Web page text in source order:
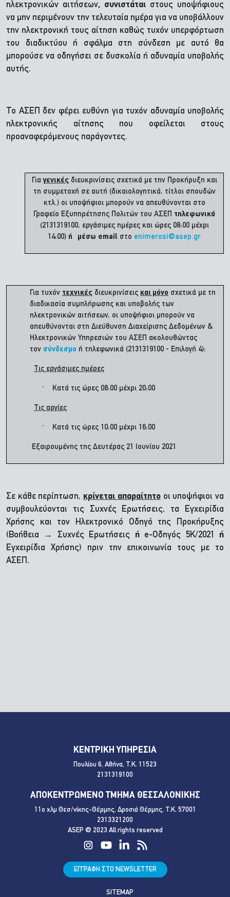
ηλεκτρονικών αιτήσεων, συνιστάται στους υποψήφιους
να μην περιμένουν την τελευταία ημέρα για να υποβάλλουν
την ηλεκτρονική τους αίτηση καθώς τυχόν υπερφόρτωση
του διαδικτύου ή σφάλμα στη σύνδεση με αυτό θα
μπορούσε να οδηγήσει σε δυσκολία ή αδυναμία υποβολής
αυτής.
Το ΑΣΕΠ δεν φέρει ευθύνη για τυχόν αδυναμία υποβολής
ηλεκτρονικής αίτησης που οφείλεται στους
προαναφερόμενους παράγοντες.
Γιαγενικέςδιευκρινίσεις σχετικά με την Προκήρυξη και
τη συμμετοχή σε αυτή (δικαιολογητικά, τίτλοι σπουδών
κτλ.) οι υποψήφιοι μπορούν να απευθύνονται στο
Γραφείο Εξυπηρέτησης Πολιτών του ΑΣΕΠ τηλεφωνικά
(2131319100, εργάσιμες ημέρες και ώρες 08:00 μέχρι
14:00) ή μέσω email στο enimerosi@asep.gr
Για τυχόν τεχνικές διευκρινίσεις και μόνο σχετικά με τη
διαδικασία συμπλήρωσης και υποβολής των
ηλεκτρονικών αιτήσεων, οι υποψήφιοι μπορούν να
απευθύνονται στη Διεύθυνση Διαχείρισης Δεδομένων &
Ηλεκτρονικών Υπηρεσιών του ΑΣΕΠ ακολουθώντας
τον σύνδεσμο ή τηλεφωνικά (2131319100 - Επιλογή 4):
Τις εργάσιμες ημέρες
· Κατά τις ώρες 08:00 μέχρι 20:00
Τις αργίες
· Κατά τις ώρες 10:00 μέχρι 16:00
Εξαιρουμένης της Δευτέρας 21 Ιουνίου 2021
Σε κάθε περίπτωση, κρίνεται απαραίτητοοι υποψήφιοι να
συμβουλεύονται τις Συχνές Ερωτήσεις, τα Εγχειρίδια
Χρήσης και τον Ηλεκτρονικό Οδηγό της Προκήρυξης
(Βοήθεια → Συχνές Ερωτήσεις ήe-Οδηγός 5Κ/2021 ή
Εγχειρίδια Χρήσης) πριν την επικοινωνία τους με το
ΑΣΕΠ.
ΚΕΝΤΡΙΚΗ ΥΠΗΡΕΣΙΑ
Πουλίου 6, Αθήνα, Τ.Κ. 11523
2131319100
ΑΠΟΚΕΝΤΡΩΜΕΝΟ ΤΜΗΜΑ ΘΕΣΣΑΛΟΝΙΚΗΣ
11ο χλμ Θεσ/νίκης-Θέρμης, Δροσιά Θέρμης, Τ.Κ. 57001
2313321200
ASEP @ 2023 All rights reserved
ΕΓΓΡΑΦΗ ΣΤΟ NEWSLETTER
SITEMAP